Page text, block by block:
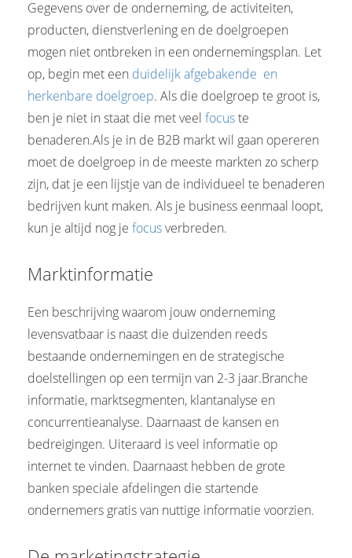
Gegevens over de onderneming, de activiteiten,
producten, dienstverlening en de doelgroepen
mogen niet ontbreken in een ondernemingsplan. Let
op, begin met een duidelijk afgebakende en
herkenbare doelgroep. Als die doelgroep te groot is,
ben je niet in staat die met veel focuste
benaderen.Als je in de B2B markt wil gaan opereren
moet de doelgroep in de meeste markten zo scherp
zijn, dat je een lijstje van de individueel te benaderen
bedrijven kunt maken. Als je business eenmaal loopt,
kun je altijd nog je focusverbreden.
Marktinformatie
Een beschrijving waarom jouw onderneming
levensvatbaar is naast die duizenden reeds
bestaande ondernemingen en de strategische
doelstellingen op een termijn van 2-3 jaar.Branche
informatie, marktsegmenten, klantanalyse en
concurrentieanalyse. Daarnaast de kansen en
bedreigingen. Uiteraard is veel informatie op
internet te vinden. Daarnaast hebben de grote
banken speciale afdelingen die startende
ondernemers gratis van nuttige informatie voorzien.